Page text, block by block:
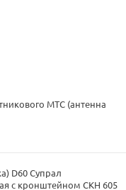
МТС (антенна
D60 Супрал
с кронштейном СКН 605